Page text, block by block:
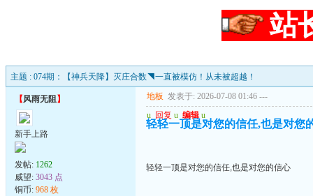
站
主题 : 074期：【神兵天降】灭庄合数◥一直被模仿！从未被超越！
【风雨无阻】
新手上路
发帖: 1262
威望: 3043 点
铜币: 968 枚
地板 发表于: 2026-07-08 01:46 ---
u 回复 u 编辑 u
轻轻一顶是对您的信任,也是对您
轻轻一顶是对您的信任,也是对您的信心